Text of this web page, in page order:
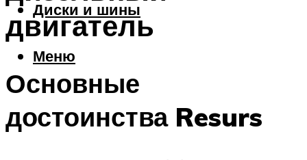
Диски и шины
Меню
двигатель
Основные
достоинства Resurs